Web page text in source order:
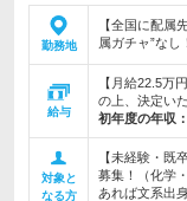
勤務地
【全国に配属
属ガチャ”な
給与
【月給22.5万
の上、決定い
初年度の年収：
対象と
なる方
【未経験・
募集！（化学
あれば文系出